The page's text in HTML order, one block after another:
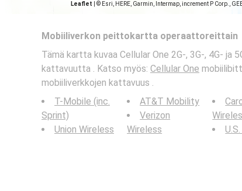
Leaflet © Esri, HERE, Garmin, Intermap, increment P Corp.,
Mobiiliverkon peittokartta operaattoreittain
Tämä kartta kuvaa Cellular One 2G-, 3G-, 4G- ja
kattavuutta . Katso myös: Cellular One
mobiiliverkkojen kattavuus .
T-Mobile (inc.
Sprint)
Union Wireless
AT&T Mobility
Verizon
Wireless